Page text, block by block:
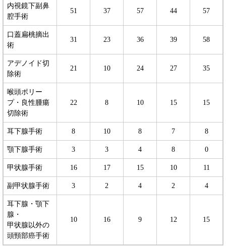
内視鏡下副鼻
腔手術
51 37 57 44 57
口蓋扁桃摘出
術
31 23 36 39 58
アデノイド切
除術
21 10 24 27 35
喉頭ポリー
プ・良性腫瘍
切除術
22 8 10 15 15
耳下腺手術 8 10 8 7 8
顎下腺手術 3 3 4 8 0
甲状腺手術 16 17 15 10 11
副甲状腺手術 3 2 4 2 4
耳下腺・顎下
腺・
甲状腺以外の
頭頸部癌手術
10 16 9 12 15